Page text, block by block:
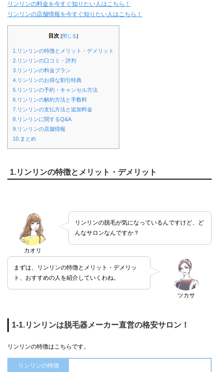
リンリンの料金を今すぐ知りたい人はこちら！
リンリンの店舗情報を今すぐ知りたい人はこちら！
目次 [閉じる]
1.リンリンの特徴とメリット・デメリット
2.リンリンの口コミ・評判
3.リンリンの料金プラン
4.リンリンのお得な割引特典
5.リンリンの予約・キャンセル方法
6.リンリンの解約方法と手数料
7.リンリンの支払方法と追加料金
8.リンリンに関するQ&A
9.リンリンの店舗情報
10.まとめ
1.リンリンの特徴とメリット・デメリット
カオリ
リンリンの脱毛が気になっているんですけど、ど
んなサロンなんですか？
ツカサ
まずは、リンリンの特徴とメリット・デメリッ
ト、おすすめの人を紹介していくわね。
1-1.リンリンは脱毛器メーカー直営の格安サロン！
リンリンの特徴はこちらです。
リンリンの特徴